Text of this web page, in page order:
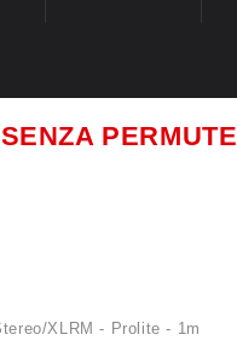
PERMUTE
XLRM - Prolite - 1m